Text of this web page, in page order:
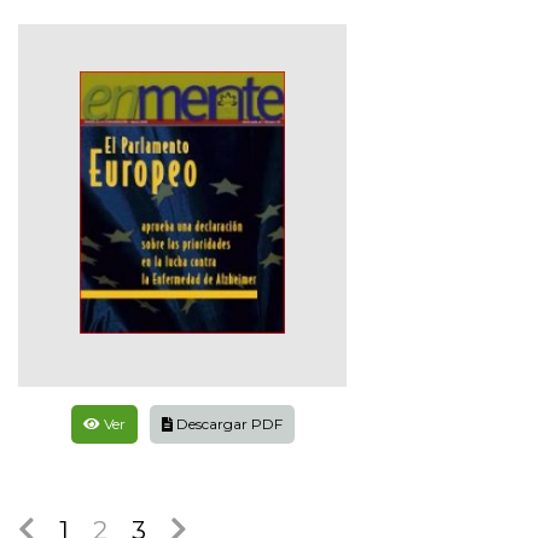
Ver Descargar PDF
1 2 3